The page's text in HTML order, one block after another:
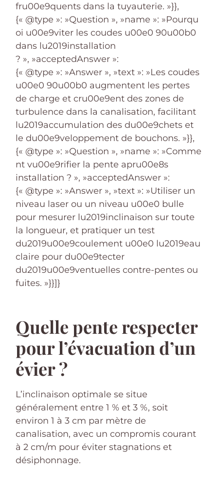
fru00e9quents dans la tuyauterie. »}},
{« @type »: »Question », »name »: »Pourqu
oi u00e9viter les coudes u00e0 90u00b0
dans lu2019installation
? », »acceptedAnswer »:
{« @type »: »Answer », »text »: »Les coudes
u00e0 90u00b0 augmentent les pertes
de charge et cru00e9ent des zones de
turbulence dans la canalisation, facilitant
lu2019accumulation des du00e9chets et
le du00e9veloppement de bouchons. »}},
{« @type »: »Question », »name »: »Comme
nt vu00e9rifier la pente apru00e8s
installation ? », »acceptedAnswer »:
{« @type »: »Answer », »text »: »Utiliser un
niveau laser ou un niveau u00e0 bulle
pour mesurer lu2019inclinaison sur toute
la longueur, et pratiquer un test
du2019u00e9coulement u00e0 lu2019eau
claire pour du00e9tecter
du2019u00e9ventuelles contre-pentes ou
fuites. »}}]}
Quelle pente respecter
pour l’évacuation d’un
évier ?
L’inclinaison optimale se situe
généralement entre 1 % et 3 %, soit
environ 1 à 3 cm par mètre de
canalisation, avec un compromis courant
à 2 cm/m pour éviter stagnations et
désiphonnage.